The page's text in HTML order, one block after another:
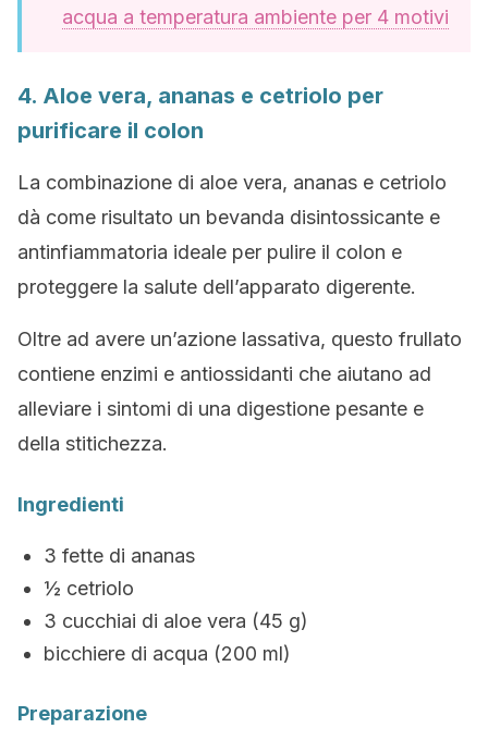
acqua a temperatura ambiente per 4 motivi
4. Aloe vera, ananas e cetriolo per
purificare il colon
La combinazione di aloe vera, ananas e cetriolo
dà come risultato un bevanda disintossicante e
antinfiammatoria ideale per pulire il colon e
proteggere la salute dell’apparato digerente.
Oltre ad avere un’azione lassativa, questo frullato
contiene enzimi e antiossidanti che aiutano ad
alleviare i sintomi di una digestione pesante e
della stitichezza.
Ingredienti
3 fette di ananas
½ cetriolo
3 cucchiai di aloe vera (45 g)
bicchiere di acqua (200 ml)
Preparazione